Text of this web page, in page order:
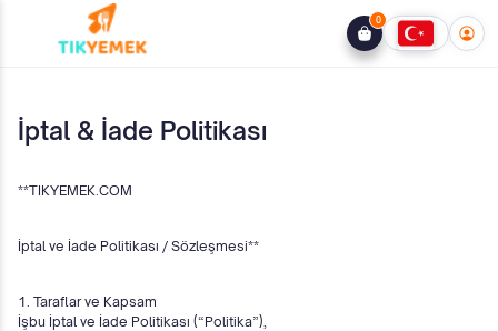
0
İptal & İade Politikası
**TIKYEMEK.COM
İptal ve İade Politikası / Sözleşmesi**
1. Taraflar ve Kapsam
İşbu İptal ve İade Politikası (“Politika”),